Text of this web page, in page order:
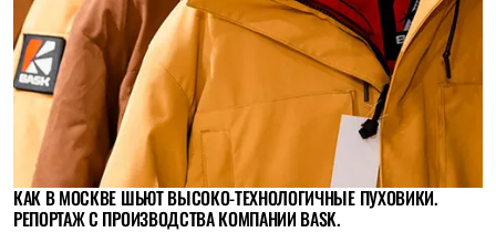
КАК В МОСКВЕ ШЬЮТ ВЫСОКО-ТЕХНОЛОГИЧНЫЕ ПУХОВИКИ.
РЕПОРТАЖ С ПРОИЗВОДСТВА КОМПАНИИ BASK.